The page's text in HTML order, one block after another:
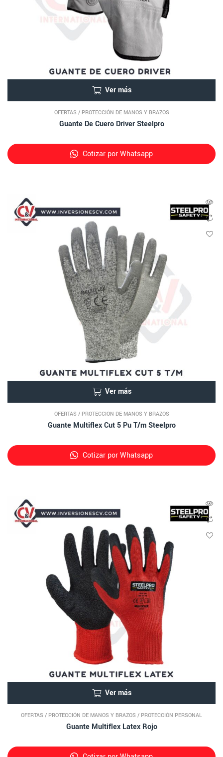
Ver más
OFERTAS / PROTECCIÓN DE MANOS Y BRAZOS
Guante De Cuero Driver Steelpro
Cotizar por Whatsapp
Ver más
OFERTAS / PROTECCIÓN DE MANOS Y BRAZOS
Guante Multiflex Cut 5 Pu T/m Steelpro
Cotizar por Whatsapp
Ver más
OFERTAS / PROTECCIÓN DE MANOS Y BRAZOS / PROTECCIÓN PERSONAL
Guante Multiflex Latex Rojo